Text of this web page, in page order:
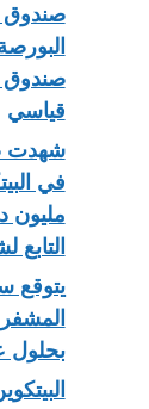
صندوق
قياسي
شهدت
يتوقع
بحلول